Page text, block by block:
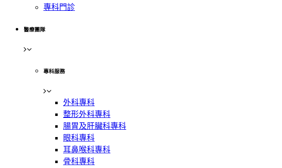
專科門診
醫療團隊
專科服務
外科專科
整形外科專科
腸胃及肝臟科專科
眼科專科
耳鼻喉科專科
骨科專科